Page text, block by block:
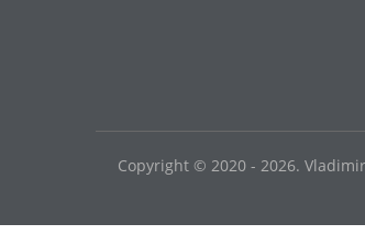
Copyright © 2020 - 2026.